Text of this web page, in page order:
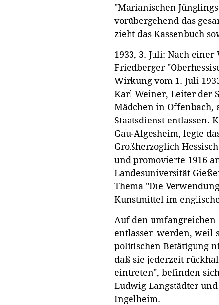
"Marianischen
vorübergehend das
zieht das Kassenbuch
1933, 3. Juli: Nach
Friedberger
Wirkung vom 1. Juli
Karl Weiner, Leiter der
Mädchen in Offenbach,
Staatsdienst entlassen.
Gau-Algesheim, legte
Großherzoglich
und promovierte 1916
Landesuniversität
Thema "Die
Kunstmittel im
Auf den umfangreichen
entlassen werden, weil
politischen Betätigung
daß sie jederzeit
eintreten", befinden
Ludwig Langstädter
Ingelheim.